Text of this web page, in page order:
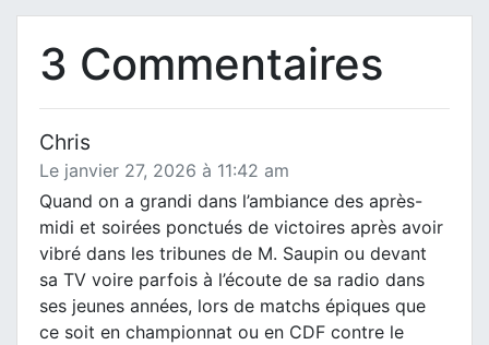
3 Commentaires
Chris
Le janvier 27, 2026 à 11:42 am
Quand on a grandi dans l’ambiance des après-
midi et soirées ponctués de victoires après avoir
vibré dans les tribunes de M. Saupin ou devant
sa TV voire parfois à l’écoute de sa radio dans
ses jeunes années, lors de matchs épiques que
ce soit en championnat ou en CDF contre le